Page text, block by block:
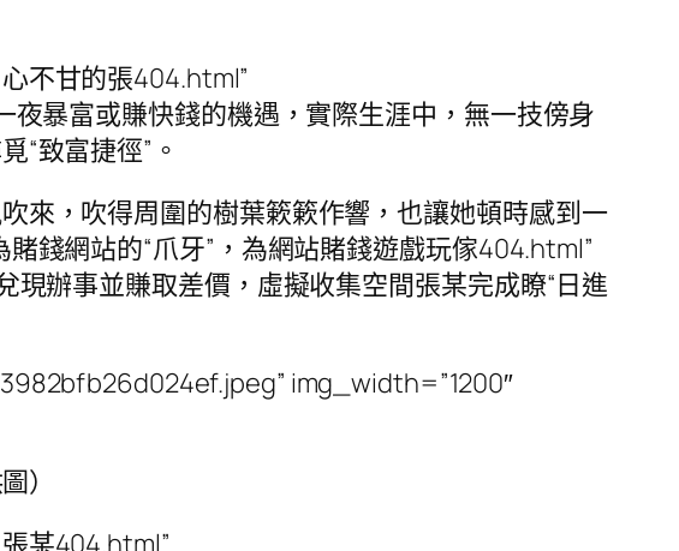
不甘的張404.html”
暴富或賺快錢的機遇，實際生涯中，無一技傍身
“致富捷徑”。
來，吹得周圍的樹葉簌簌作響，也讓她頓時感到一
錢網站的“爪牙”，為網站賭錢遊戲玩傢404.html”
辦事並賺取差價，虛擬收集空間張某完成瞭“日進
img_width=”1200″
）